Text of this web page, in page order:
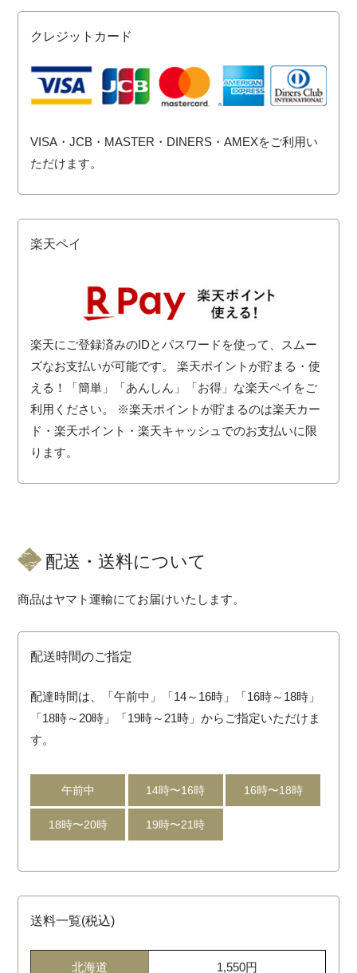
クレジットカード
VISA・JCB・MASTER・DINERS・AMEXをご利用い
ただけます。
楽天ペイ
楽天にご登録済みのIDとパスワードを使って、スムー
ズなお支払いが可能です。 楽天ポイントが貯まる・使
える！「簡単」「あんしん」「お得」な楽天ペイをご
利用ください。 ※楽天ポイントが貯まるのは楽天カー
ド・楽天ポイント・楽天キャッシュでのお支払いに限
ります。
配送・送料について
商品はヤマト運輸にてお届けいたします。
配送時間のご指定
配達時間は、「午前中」「14～16時」「16時～18時」
「18時～20時」「19時～21時」からご指定いただけま
す。
午前中 14時〜16時 16時〜18時
18時〜20時 19時〜21時
送料一覧(税込)
北海道 1,550円